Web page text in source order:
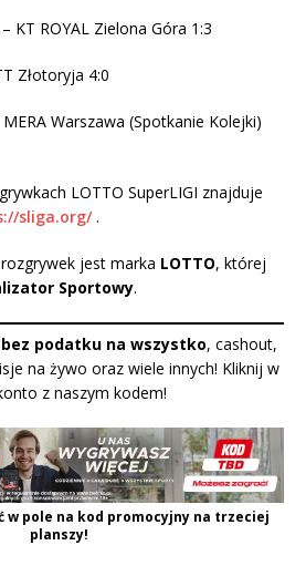
KT ROYAL Zielona Góra 1:3
Złotoryja 4:0
Warszawa (Spotkanie Kolejki)
LOTTO SuperLIGI znajduje
sliga.org/.
jest marka LOTTO, której
Sportowy.
podatku na wszystko, cashout,
na żywo oraz wiele innych! Kliknij w
z naszym kodem!
w pole na kod promocyjny na trzeciej
planszy!